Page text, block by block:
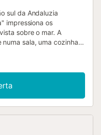
sul da Andaluzia
impressiona os
sobre o mar. A
sala, uma cozinha
acomodar 8
de Wi-Fi de alta
de vídeo), ar
todos os quartos
de lavar roupa,